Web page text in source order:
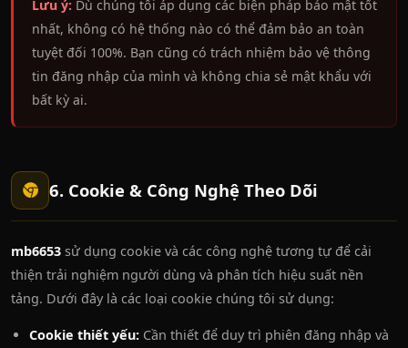
Lưu ý: Dù chúng tôi áp dụng các biện pháp bảo mật tốt
nhất, không có hệ thống nào có thể đảm bảo an toàn
tuyệt đối 100%. Bạn cũng có trách nhiệm bảo vệ thông
tin đăng nhập của mình và không chia sẻ mật khẩu với
bất kỳ ai.
6. Cookie & Công Nghệ Theo Dõi
mb6653 sử dụng cookie và các công nghệ tương tự để cải
thiện trải nghiệm người dùng và phân tích hiệu suất nền
tảng. Dưới đây là các loại cookie chúng tôi sử dụng:
Cookie thiết yếu: Cần thiết để duy trì phiên đăng nhập và